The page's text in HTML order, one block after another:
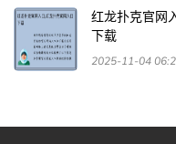
红龙扑克官网
下载
2025-11-04